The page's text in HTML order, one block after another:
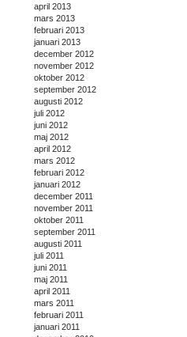
april 2013
mars 2013
februari 2013
januari 2013
december 2012
november 2012
oktober 2012
september 2012
augusti 2012
juli 2012
juni 2012
maj 2012
april 2012
mars 2012
februari 2012
januari 2012
december 2011
november 2011
oktober 2011
september 2011
augusti 2011
juli 2011
juni 2011
maj 2011
april 2011
mars 2011
februari 2011
januari 2011